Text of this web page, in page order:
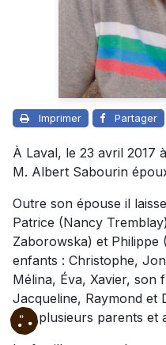
Imprimer Partager
À Laval, le 23 avril 2017
M. Albert Sabourin
Outre son épouse il
Patrice (Nancy
Zaborowska) et Philippe
enfants : Christophe,
Mélina, Éva, Xavier, son
Jacqueline, Raymond et
que plusieurs parents et